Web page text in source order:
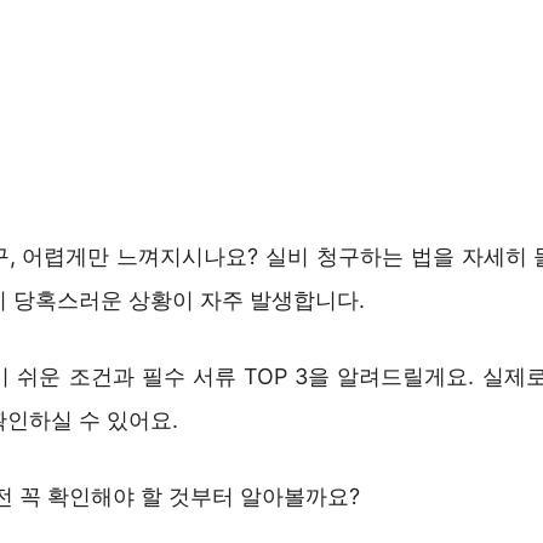
, 어렵게만 느껴지시나요? 실비 청구하는 법을 자세히
당혹스러운 상황이 자주 발생합니다.
쉬운 조건과 필수 서류 TOP 3을 알려드릴게요. 실제
하실 수 있어요.
꼭 확인해야 할 것부터 알아볼까요?